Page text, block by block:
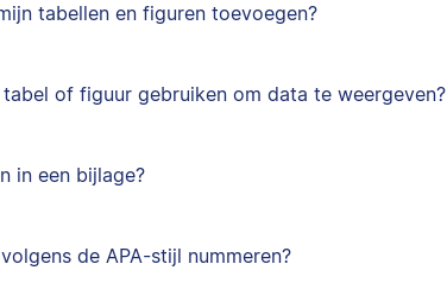
tabellen en figuren toevoegen?
of figuur gebruiken om data te weergeven?
in een bijlage?
de APA-stijl nummeren?